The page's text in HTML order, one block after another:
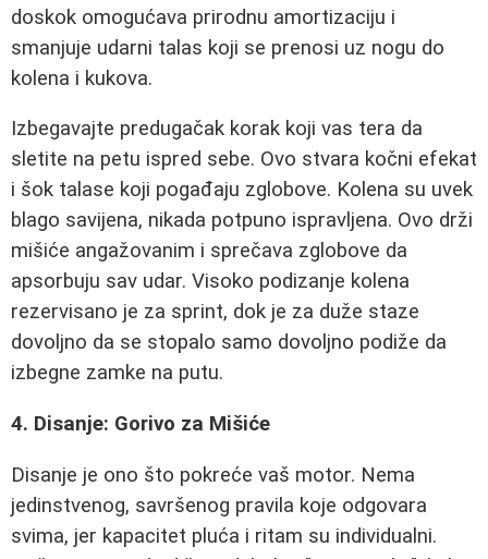
doskok omogućava prirodnu amortizaciju i
smanjuje udarni talas koji se prenosi uz nogu do
kolena i kukova.
Izbegavajte predugačak korak koji vas tera da
sletite na petu ispred sebe. Ovo stvara kočni efekat
i šok talase koji pogađaju zglobove. Kolena su uvek
blago savijena, nikada potpuno ispravljena. Ovo drži
mišiće angažovanim i sprečava zglobove da
apsorbuju sav udar. Visoko podizanje kolena
rezervisano je za sprint, dok je za duže staze
dovoljno da se stopalo samo dovoljno podiže da
izbegne zamke na putu.
4. Disanje: Gorivo za Mišiće
Disanje je ono što pokreće vaš motor. Nema
jedinstvenog, savršenog pravila koje odgovara
svima, jer kapacitet pluća i ritam su individualni.